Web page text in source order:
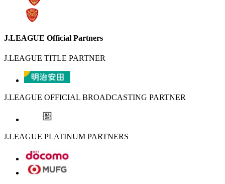
J.LEAGUE Official Partners
J.LEAGUE TITLE PARTNER
J.LEAGUE OFFICIAL BROADCASTING PARTNER
J.LEAGUE PLATINUM PARTNERS